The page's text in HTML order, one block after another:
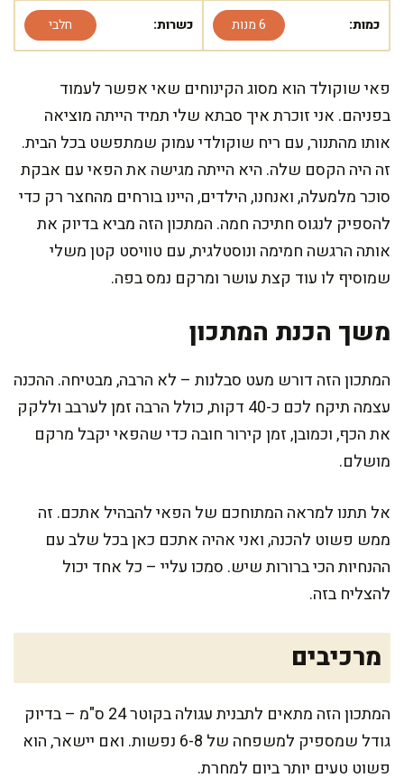
כמות: 6 מנות כשרות: חלבי
פאי שוקולד הוא מסוג הקינוחים שאי אפשר לעמוד
בפניהם. אני זוכרת איך סבתא שלי תמיד הייתה מוציאה
אותו מהתנור, עם ריח שוקולדי עמוק שמתפשט בכל הבית.
זה היה הקסם שלה. היא הייתה מגישה את הפאי עם אבקת
סוכר מלמעלה, ואנחנו, הילדים, היינו בורחים מהחצר רק כדי
להספיק לנגוס חתיכה חמה. המתכון הזה מביא בדיוק את
אותה הרגשה חמימה ונוסטלגית, עם טוויסט קטן משלי
שמוסיף לו עוד קצת עושר ומרקם נמס בפה.
משך הכנת המתכון
המתכון הזה דורש מעט סבלנות – לא הרבה, מבטיחה. ההכנה
עצמה תיקח לכם כ-40 דקות, כולל הרבה זמן לערבב וללקק
את הכף, וכמובן, זמן קירור חובה כדי שהפאי יקבל מרקם
מושלם.
אל תתנו למראה המתוחכם של הפאי להבהיל אתכם. זה
ממש פשוט להכנה, ואני אהיה אתכם כאן בכל שלב עם
ההנחיות הכי ברורות שיש. סמכו עליי – כל אחד יכול
להצליח בזה.
מרכיבים
המתכון הזה מתאים לתבנית עגולה בקוטר 24 ס"מ – בדיוק
גודל שמספיק למשפחה של 6-8 נפשות. ואם יישאר, הוא
פשוט טעים יותר ביום למחרת.